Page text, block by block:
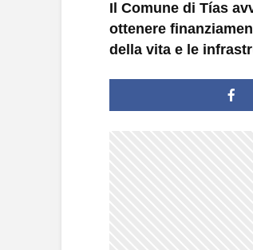
Il Comune di Tías
ottenere
della vita e le